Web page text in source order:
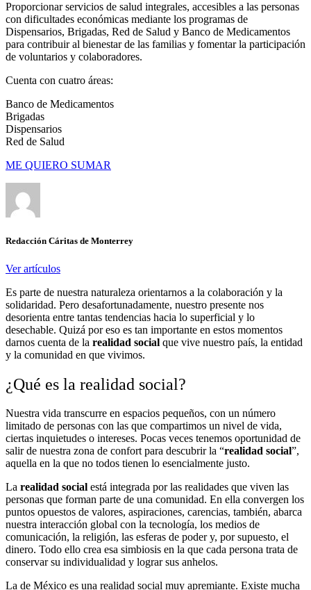
Proporcionar servicios de salud integrales, accesibles a las personas
con dificultades económicas mediante los programas de
Dispensarios, Brigadas, Red de Salud y Banco de Medicamentos
para contribuir al bienestar de las familias y fomentar la participación
de voluntarios y colaboradores.
Cuenta con cuatro áreas:
Banco de Medicamentos
Brigadas
Dispensarios
Red de Salud
ME QUIERO SUMAR
Redacción Cáritas de Monterrey
Ver artículos
Es parte de nuestra naturaleza orientarnos a la colaboración y la
solidaridad. Pero desafortunadamente, nuestro presente nos
desorienta entre tantas tendencias hacia lo superficial y lo
desechable. Quizá por eso es tan importante en estos momentos
darnos cuenta de la realidad social que vive nuestro país, la entidad
y la comunidad en que vivimos.
¿Qué es la realidad social?
Nuestra vida transcurre en espacios pequeños, con un número
limitado de personas con las que compartimos un nivel de vida,
ciertas inquietudes o intereses. Pocas veces tenemos oportunidad de
salir de nuestra zona de confort para descubrir la “realidad social”,
aquella en la que no todos tienen lo esencialmente justo.
La realidad social está integrada por las realidades que viven las
personas que forman parte de una comunidad. En ella convergen los
puntos opuestos de valores, aspiraciones, carencias, también, abarca
nuestra interacción global con la tecnología, los medios de
comunicación, la religión, las esferas de poder y, por supuesto, el
dinero. Todo ello crea esa simbiosis en la que cada persona trata de
conservar su individualidad y lograr sus anhelos.
La de México es una realidad social muy apremiante. Existe mucha